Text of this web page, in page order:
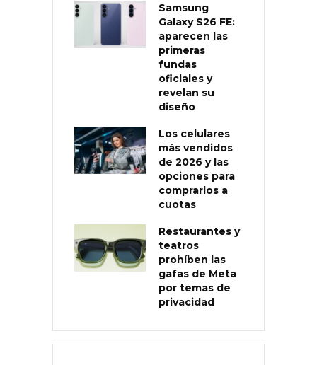
Samsung
Galaxy S26 FE:
aparecen las
primeras
fundas
oficiales y
revelan su
diseño
Los celulares
más vendidos
de 2026 y las
opciones para
comprarlos a
cuotas
Restaurantes y
teatros
prohíben las
gafas de Meta
por temas de
privacidad